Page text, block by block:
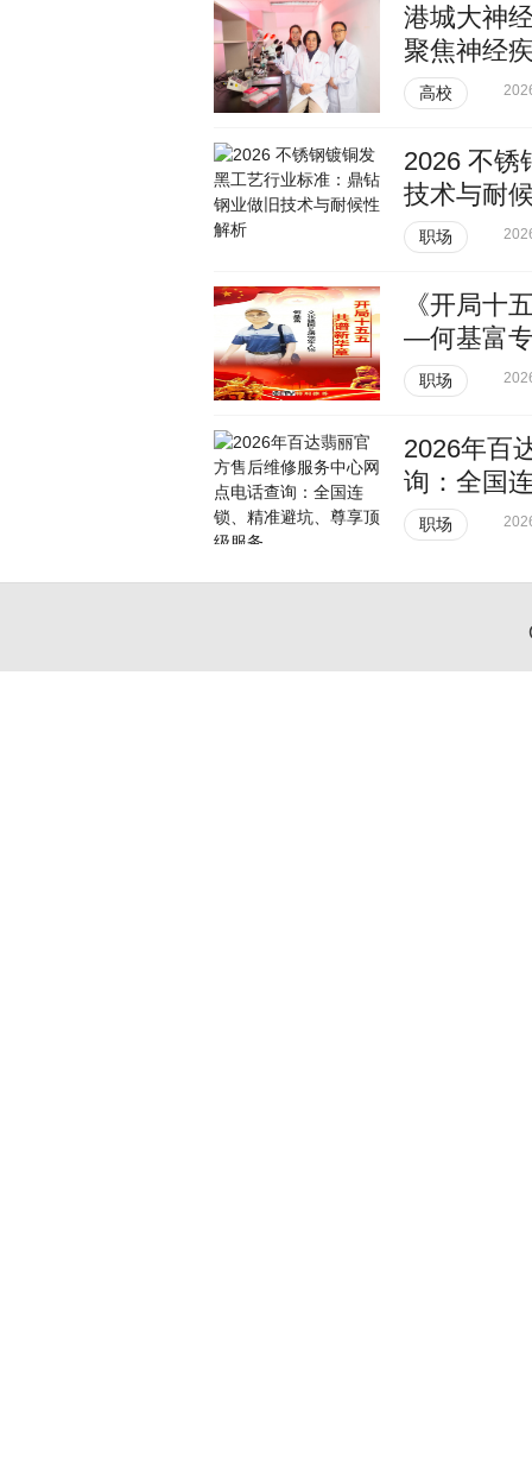
港城大神
聚焦神经
高校
2026 不锈
技术与耐
职场
《开局十
—何基富
职场
2026年百
询：全国
职场